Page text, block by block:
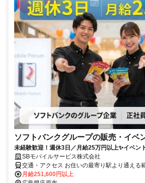
ソフトバンクグループの販売・イベ
未経験歓迎！週休3日／月給25万円以上✨イベン
SBモバイルサービス株式会社
交通・アクセス お住いの最寄り駅より通える
月給251,600円以上